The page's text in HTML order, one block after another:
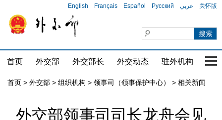
English Français Español Русский عربي 关怀版
首页 外交部 外交部长 外交动态 驻外机构 国
首页 > 外交部 > 组织机构 > 领事司（领事保护中心） > 相关新闻
外交部领事司司长龙舟会见